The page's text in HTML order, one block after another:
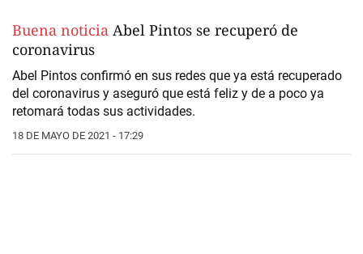
Buena noticia Abel Pintos se recuperó de
coronavirus
Abel Pintos confirmó en sus redes que ya está recuperado
del coronavirus y aseguró que está feliz y de a poco ya
retomará todas sus actividades.
18 DE MAYO DE 2021 - 17:29